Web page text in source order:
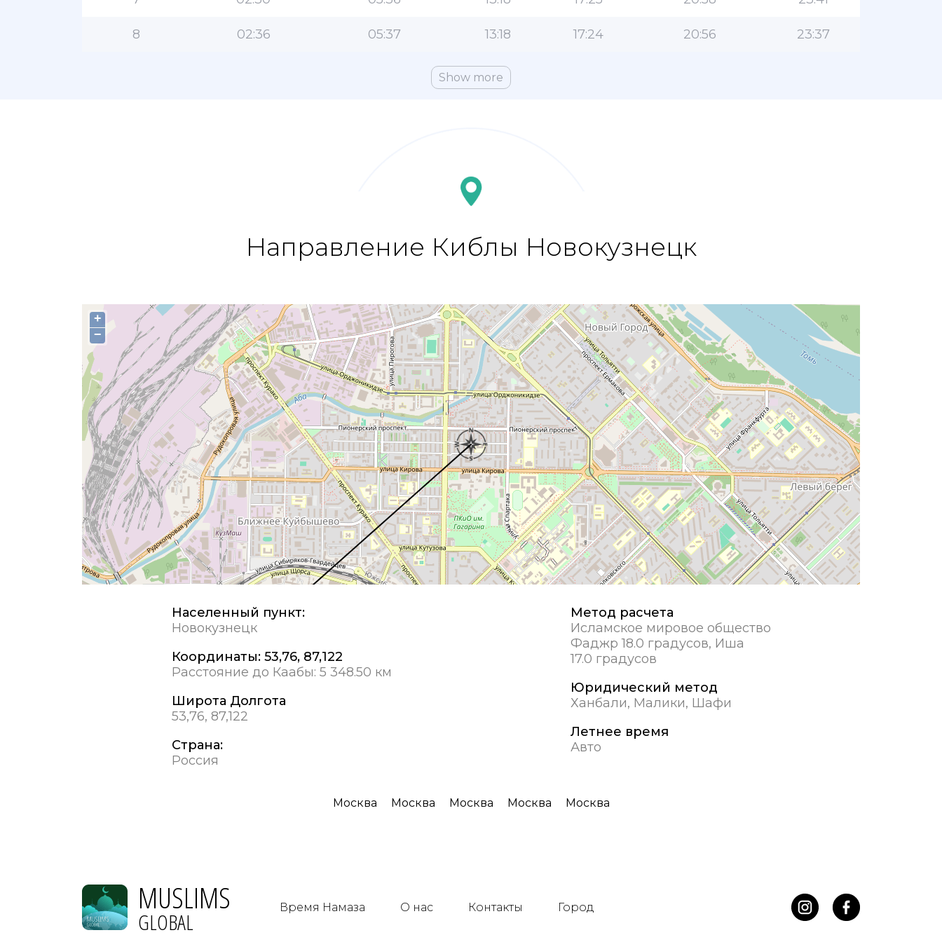
8 02:36 05:37 13:18 17:24 20:56 23:37
Show more
Направление Киблы Новокузнецк
+
−
Населенный пункт:
Новокузнецк
Координаты: 53,76, 87,122
Расстояние до Каабы: 5 348.50 км
Широта Долгота
53,76, 87,122
Страна:
Россия
Метод расчета
Исламское мировое общество
Фаджр 18.0 градусов, Иша
17.0 градусов
Юридический метод
Ханбали, Малики, Шафи
Летнее время
Авто
Москва Москва Москва Москва Москва
MUSLIMS
GLOBAL Время Намаза О нас Контакты Город